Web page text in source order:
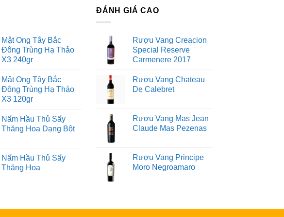
Mật Ong Tây Bắc
Đông Trùng Hạ Thảo
X3 240gr
Mật Ong Tây Bắc
Đông Trùng Hạ Thảo
X3 120gr
Nấm Hầu Thủ Sấy
Thăng Hoa Dạng Bột
Nấm Hầu Thủ Sấy
Thăng Hoa
ĐÁNH GIÁ CAO
Rượu Vang Creacion
Special Reserve
Carmenere 2017
Rượu Vang Chateau
De Calebret
Rượu Vang Mas Jean
Claude Mas Pezenas
Rượu Vang Principe
Moro Negroamaro